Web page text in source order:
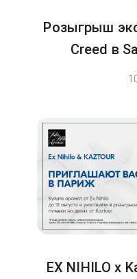
Розыгрыш
Creed в
EX NIHILO x